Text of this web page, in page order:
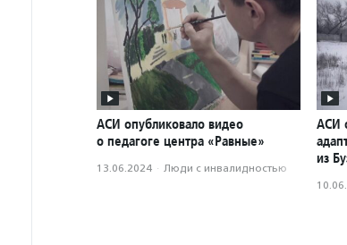
АСИ опубликовало видео
о педагоге центра «Равные»
13.06.2024 · Люди с инвалидностью
АСИ
из